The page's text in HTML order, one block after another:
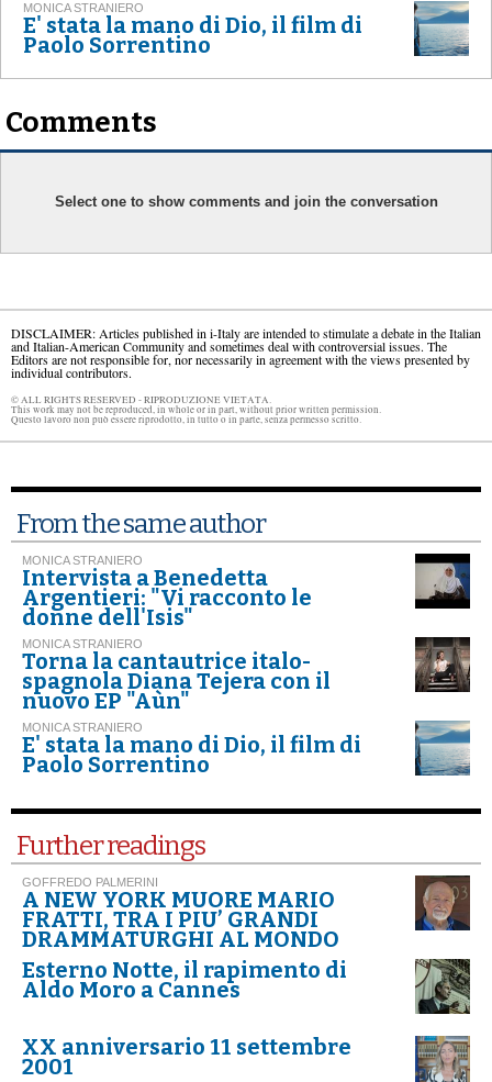
MONICA STRANIERO
E' stata la mano di Dio, il film di
Paolo Sorrentino
Comments
Select one to show comments and join the conversation
DISCLAIMER: Articles published in i-Italy are intended to stimulate a debate in the Italian
and Italian-American Community and sometimes deal with controversial issues. The
Editors are not responsible for, nor necessarily in agreement with the views presented by
individual contributors.
© ALL RIGHTS RESERVED - RIPRODUZIONE VIETATA.
This work may not be reproduced, in whole or in part, without prior written permission.
Questo lavoro non può essere riprodotto, in tutto o in parte, senza permesso scritto.
From the same author
MONICA STRANIERO
Intervista a Benedetta
Argentieri: "Vi racconto le
donne dell'Isis"
MONICA STRANIERO
Torna la cantautrice italo-
spagnola Diana Tejera con il
nuovo EP "Aùn"
MONICA STRANIERO
E' stata la mano di Dio, il film di
Paolo Sorrentino
Further readings
GOFFREDO PALMERINI
A NEW YORK MUORE MARIO
FRATTI, TRA I PIU’ GRANDI
DRAMMATURGHI AL MONDO
Esterno Notte, il rapimento di
Aldo Moro a Cannes
XX anniversario 11 settembre
2001